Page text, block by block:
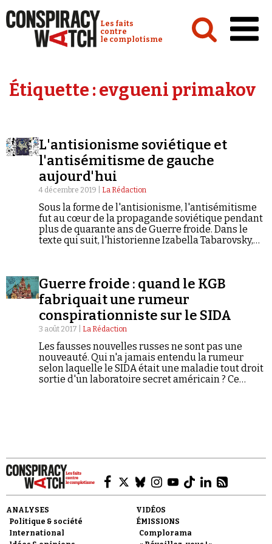
Conspiracy Watch :
Les faits
contre
le complotisme
Analyses
Vidéos
Émissions
Revues de presse
Faire un don
Étiquette :evgueni primakov
L'antisionisme soviétique et
l'antisémitisme de gauche
aujourd'hui
4 décembre 2019 | La Rédaction
Sous la forme de l'antisionisme, l'antisémitisme
fut au cœur de la propagande soviétique pendant
plus de quarante ans de Guerre froide. Dans le
texte qui suit, l'historienne Izabella Tabarovsky,
le passé n'est jamais mort ; il n'est même jamais
passé. »
Guerre froide : quand le KGB
fabriquait une rumeur
conspirationniste sur le SIDA
3 août 2017 | La Rédaction
Les fausses nouvelles russes ne sont pas une
nouveauté. Qui n'a jamais entendu la rumeur
selon laquelle le SIDA était une maladie tout droit
sortie d'un laboratoire secret américain ? Ce
ANALYSES
Politique & société
International
VIDÉOS
ÉMISSIONS
Complorama